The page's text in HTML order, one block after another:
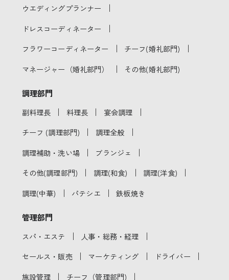
ウエディングプランナー ｜
ドレスコーディネーター ｜
フラワーコーディネーター ｜ チーフ(婚礼部門) ｜
マネージャー（婚礼部門） ｜ その他(婚礼部門)
調理部門
副料理長 ｜ 料理長 ｜ 宴会調理 ｜
チーフ (調理部門) ｜ 調理全般 ｜
調理補助・洗い場 ｜ ブランジェ ｜
その他(調理部門) ｜ 調理(和食) ｜ 調理(洋食) ｜
調理(中華) ｜ パテシエ ｜ 鉄板焼き
管理部門
スパ・エステ ｜ 人事・総務・経理 ｜
セールス・販売 ｜ マーケティング ｜ ドライバー ｜
施設管理 ｜ チーフ（管理部門) ｜